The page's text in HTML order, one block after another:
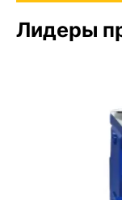
Лидеры